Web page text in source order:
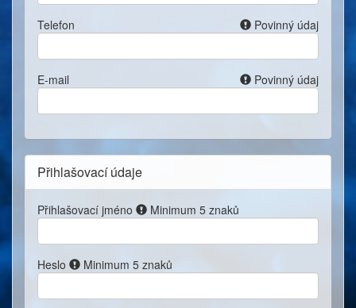
Telefon Povinný údaj
E-mail Povinný údaj
Přihlašovací údaje
Přihlašovací jméno Minimum 5 znaků
Heslo Minimum 5 znaků